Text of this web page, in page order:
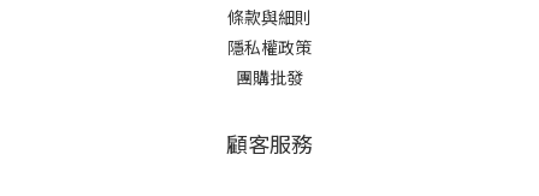
條款與細則
隱私權政策
團購批發
顧客服務